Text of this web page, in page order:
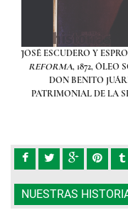
JOSÉ ESCUDERO Y
REFORMA, 1872, ÓLEO
DON BENITO
PATRIMONIAL DE LA
NUESTRAS